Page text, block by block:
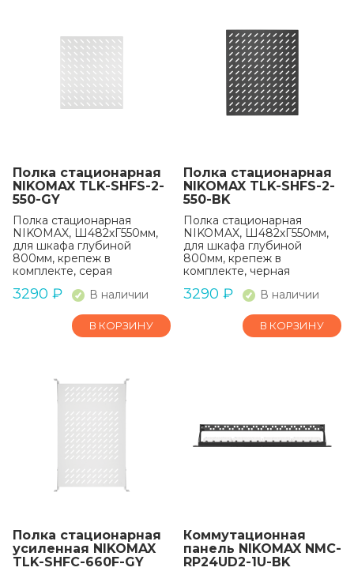
Полка стационарная
NIKOMAX TLK-SHFS-2-
550-GY
Полка стационарная
NIKOMAX, Ш482хГ550мм,
для шкафа глубиной
800мм, крепеж в
комплекте, серая
3290 ₽ В наличии
В КОРЗИНУ
Полка стационарная
NIKOMAX TLK-SHFS-2-
550-BK
Полка стационарная
NIKOMAX, Ш482хГ550мм,
для шкафа глубиной
800мм, крепеж в
комплекте, черная
3290 ₽ В наличии
В КОРЗИНУ
Полка стационарная
усиленная NIKOMAX
TLK-SHFC-660F-GY
Коммутационная
панель NIKOMAX NMC-
RP24UD2-1U-BK